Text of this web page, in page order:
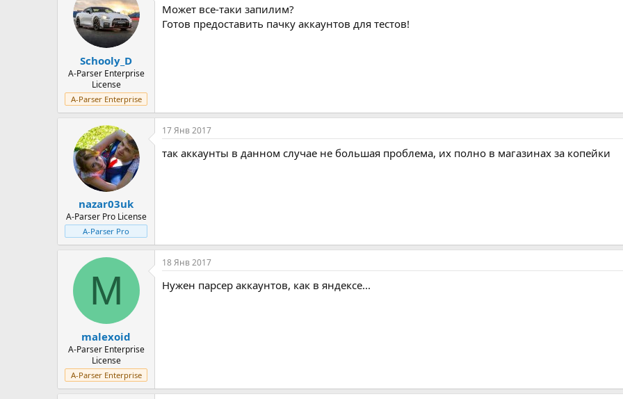
Schooly_D
A-Parser Enterprise
License
A-Parser Enterprise
Может все-таки запилим?
Готов предоставить пачку аккаунтов для тестов!
nazar03uk
A-Parser Pro License
A-Parser Pro
17 Янв 2017
так аккаунты в данном случае не большая проблема, их полно в магазинах за копейки
M
malexoid
A-Parser Enterprise
License
A-Parser Enterprise
18 Янв 2017
Нужен парсер аккаунтов, как в яндексе...